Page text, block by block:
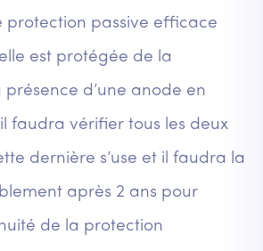
protection passive efficace
est protégée de la
d’une anode en
faudra vérifier tous les deux
dernière s’use et il faudra la
après 2 ans pour
de la protection